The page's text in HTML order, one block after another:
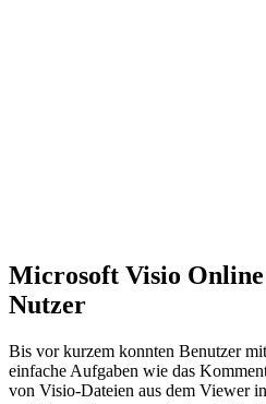
Microsoft Visio
Nutzer
Bis vor kurzem konnten Benutzer
einfache Aufgaben wie das
von Visio-Dateien aus dem Viewer